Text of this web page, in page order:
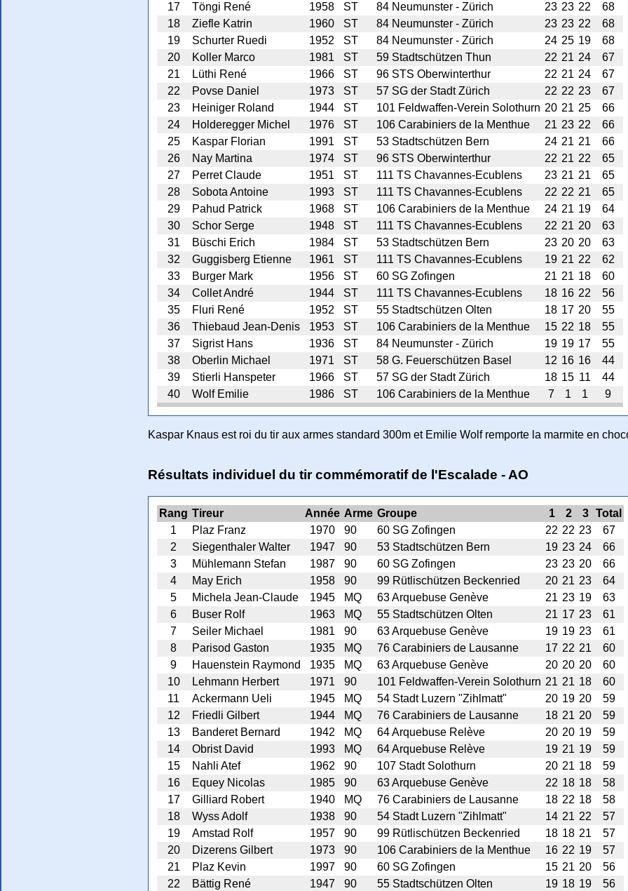
17
Töngi René 1958 ST 84 Neumunster - Zürich 23 23 22
68
18
Ziefle Katrin 1960 ST 84 Neumunster - Zürich 23 23 22
68
19
Schurter Ruedi 1952 ST 84 Neumunster - Zürich 24 25 19
68
20
Koller Marco 1981 ST 59 Stadtschützen Thun 22 21 24
67
21
Lüthi René 1966 ST 96 STS Oberwinterthur 22 21 24
67
22
Povse Daniel 1973 ST 57 SG der Stadt Zürich 22 22 23
67
23
Heiniger Roland 1944 ST 101 Feldwaffen-Verein Solothurn 20 21 25
66
24
Holderegger Michel 1976 ST 106 Carabiniers de la Menthue 21 23 22
66
25
Kaspar Florian 1991 ST 53 Stadtschützen Bern 24 21 21
66
26
Nay Martina 1974 ST 96 STS Oberwinterthur 22 21 22
65
27
Perret Claude 1951 ST 111 TS Chavannes-Ecublens 23 21 21
65
28
Sobota Antoine 1993 ST 111 TS Chavannes-Ecublens 22 22 21
65
29
Pahud Patrick 1968 ST 106 Carabiniers de la Menthue 24 21 19
64
30
Schor Serge 1948 ST 111 TS Chavannes-Ecublens 22 21 20
63
31
Büschi Erich 1984 ST 53 Stadtschützen Bern 23 20 20
63
32
Guggisberg Etienne 1961 ST 111 TS Chavannes-Ecublens 19 21 22
62
33
Burger Mark 1956 ST 60 SG Zofingen 21 21 18
60
34
Collet André 1944 ST 111 TS Chavannes-Ecublens 18 16 22
56
35
Fluri René 1952 ST 55 Stadtschützen Olten 18 17 20
55
36
Thiebaud Jean-Denis 1953 ST 106 Carabiniers de la Menthue 15 22 18
55
37
Sigrist Hans 1936 ST 84 Neumunster - Zürich 19 19 17
55
38
Oberlin Michael 1971 ST 58 G. Feuerschützen Basel 12 16 16
44
39
Stierli Hanspeter 1966 ST 57 SG der Stadt Zürich 18 15 11
44
40
Wolf Emilie 1986 ST 106 Carabiniers de la Menthue 7 1 1 9
Kaspar Knaus est roi du tir aux armes standard 300m et Emilie Wolf remporte la marmite en
Résultats individuel du tir commémoratif de l'Escalade - AO
Rang Tireur Année Arme Groupe 1 2 3
Total
1
Plaz Franz 1970 90 60 SG Zofingen 22 22 23
67
2
Siegenthaler Walter 1947 90 53 Stadtschützen Bern 19 23 24
66
3
Mühlemann Stefan 1987 90 60 SG Zofingen 23 23 20
66
4
May Erich 1958 90 99 Rütlischützen Beckenried 20 21 23
64
5
Michela Jean-Claude 1945 MQ 63 Arquebuse Genève 21 23 19
63
6
Buser Rolf 1963 MQ 55 Stadtschützen Olten 21 17 23
61
7
Seiler Michael 1981 90 63 Arquebuse Genève 19 19 23
61
8
Parisod Gaston 1935 MQ 76 Carabiniers de Lausanne 17 22 21
60
9
Hauenstein Raymond 1935 MQ 63 Arquebuse Genève 20 20 20
60
10
Lehmann Herbert 1971 90 101 Feldwaffen-Verein Solothurn 21 21 18
60
11
Ackermann Ueli 1945 MQ 54 Stadt Luzern "Zihlmatt" 20 19 20
59
12
Friedli Gilbert 1944 MQ 76 Carabiniers de Lausanne 18 21 20
59
13
Banderet Bernard 1942 MQ 64 Arquebuse Relève 20 20 19
59
14
Obrist David 1993 MQ 64 Arquebuse Relève 19 21 19
59
15
Nahli Atef 1962 90 107 Stadt Solothurn 20 21 18
59
16
Equey Nicolas 1985 90 63 Arquebuse Genève 22 18 18
58
17
Gilliard Robert 1940 MQ 76 Carabiniers de Lausanne 18 22 18
58
18
Wyss Adolf 1938 90 54 Stadt Luzern "Zihlmatt" 14 21 22
57
19
Amstad Rolf 1957 90 99 Rütlischützen Beckenried 18 18 21
57
20
Dizerens Gilbert 1973 90 106 Carabiniers de la Menthue 16 22 19
57
21
Plaz Kevin 1997 90 60 SG Zofingen 15 21 20
56
22
Bättig René 1947 90 55 Stadtschützen Olten 19 18 19
56